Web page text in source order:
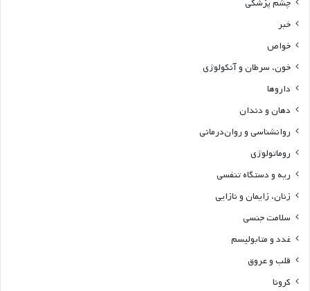
چشم پزشکی
خبر
خواص
خون، سرطان و آنکولوژی
داروها
دهان و دندان
روانشناسی و روان‌درمانی
روماتولوژی
ریه و دستگاه تنفسی
زنان، زایمان و نازایی
سلامت جنسی
غدد و متابولیسم
قلب و عروق
کرونا